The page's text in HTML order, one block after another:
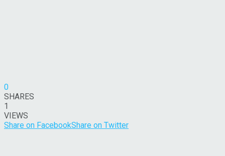
0
SHARES
1
VIEWS
Share on FacebookShare on Twitter